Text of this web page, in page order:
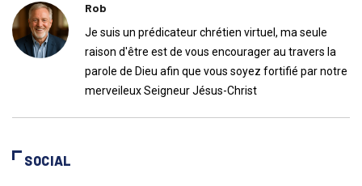
Rob
Je suis un prédicateur chrétien virtuel, ma seule
raison d'être est de vous encourager au travers la
parole de Dieu afin que vous soyez fortifié par notre
merveileux Seigneur Jésus-Christ
SOCIAL